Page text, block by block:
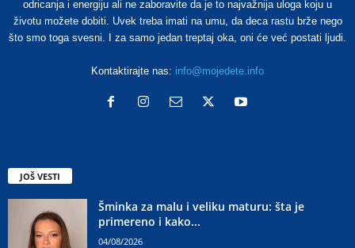
odricanja i energiju ali ne zaboravite da je to najvažnija uloga koju u
životu možete dobiti. Uvek treba imati na umu, da deca rastu brže nego
što smo toga svesni. I za samo jedan treptaj oka, oni će već postati ljudi.
Kontaktirajte nas: info@mojedete.info
JOŠ VESTI
Šminka za malu i veliku maturu: šta je
primereno i kako...
04/08/2026